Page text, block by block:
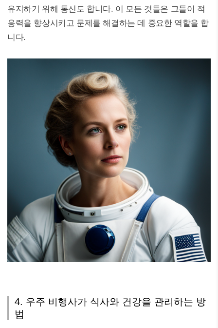
유지하기 위해 통신도 합니다. 이 모든 것들은 그들이 적
응력을 향상시키고 문제를 해결하는 데 중요한 역할을 합
니다.
4. 우주 비행사가 식사와 건강을 관리하는 방
법